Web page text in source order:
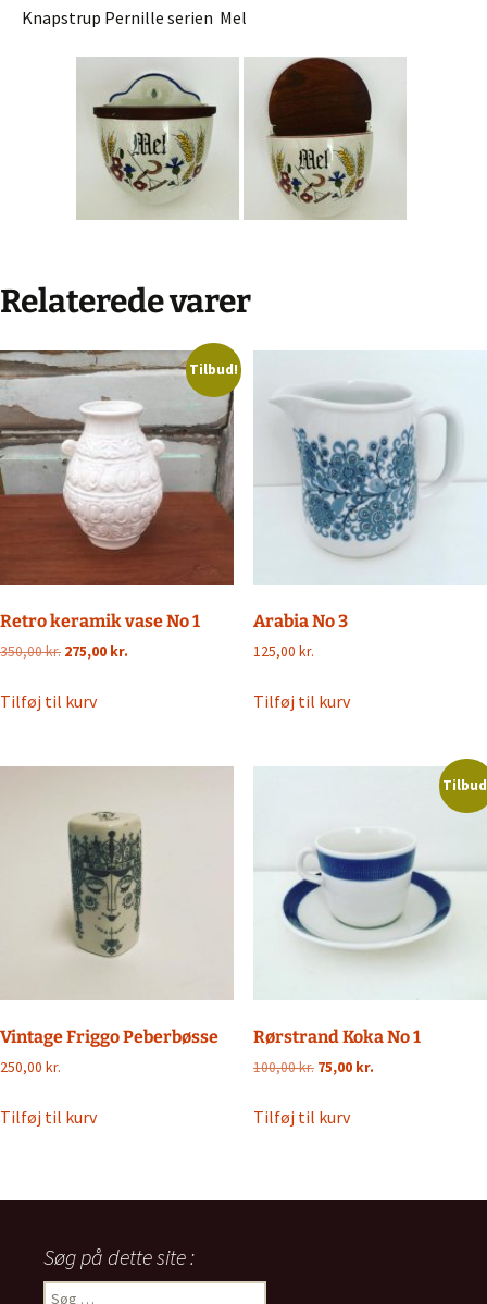
Knapstrup Pernille serien Mel
Relaterede varer
Tilbud!
Retro keramik vase No 1
350,00kr. Den
pris
275,00 kr.
Tilføj til kurv
Arabia No 3
125,00 kr.
Tilføj til kurv
Vintage Friggo Peberbøsse
250,00 kr.
Tilføj til kurv
Rørstrand Koka No 1
100,00kr. Den
pris
75,00 kr.Den
Tilføj til kurv
Søg på dette site :
Søg